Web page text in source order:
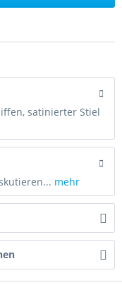
satinierter Stiel
mehr